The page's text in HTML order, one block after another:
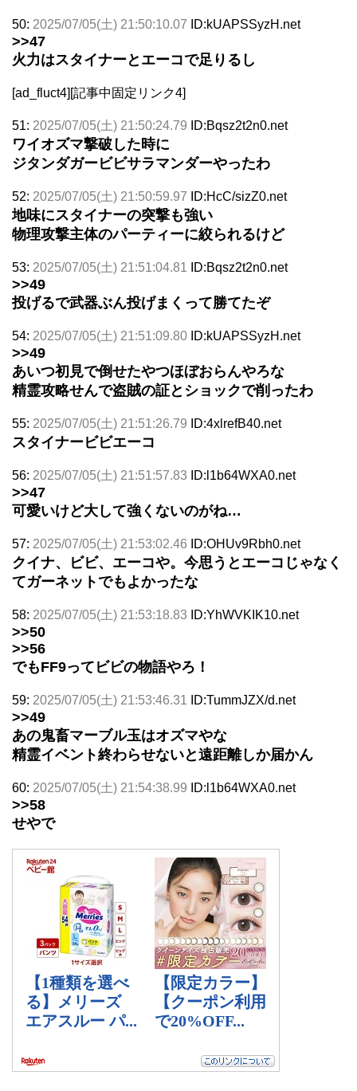
50: 2025/07/05(土) 21:50:10.07 ID:kUAPSSyzH.net
>>47
火力はスタイナーとエーコで足りるし
[ad_fluct4][記事中固定リンク4]
51: 2025/07/05(土) 21:50:24.79 ID:Bqsz2t2n0.net
ワイオズマ撃破した時に
ジタンダガービビサラマンダーやったわ
52: 2025/07/05(土) 21:50:59.97 ID:HcC/sizZ0.net
地味にスタイナーの突撃も強い
物理攻撃主体のパーティーに絞られるけど
53: 2025/07/05(土) 21:51:04.81 ID:Bqsz2t2n0.net
>>49
投げるで武器ぶん投げまくって勝てたぞ
54: 2025/07/05(土) 21:51:09.80 ID:kUAPSSyzH.net
>>49
あいつ初見で倒せたやつほぼおらんやろな
精霊攻略せんで盗賊の証とショックで削ったわ
55: 2025/07/05(土) 21:51:26.79 ID:4xlrefB40.net
スタイナービビエーコ
56: 2025/07/05(土) 21:51:57.83 ID:l1b64WXA0.net
>>47
可愛いけど大して強くないのがね…
57: 2025/07/05(土) 21:53:02.46 ID:OHUv9Rbh0.net
クイナ、ビビ、エーコや。今思うとエーコじゃなく
てガーネットでもよかったな
58: 2025/07/05(土) 21:53:18.83 ID:YhWVKIK10.net
>>50
>>56
でもFF9ってビビの物語やろ！
59: 2025/07/05(土) 21:53:46.31 ID:TummJZX/d.net
>>49
あの鬼畜マーブル玉はオズマやな
精霊イベント終わらせないと遠距離しか届かん
60: 2025/07/05(土) 21:54:38.99 ID:l1b64WXA0.net
>>58
せやで